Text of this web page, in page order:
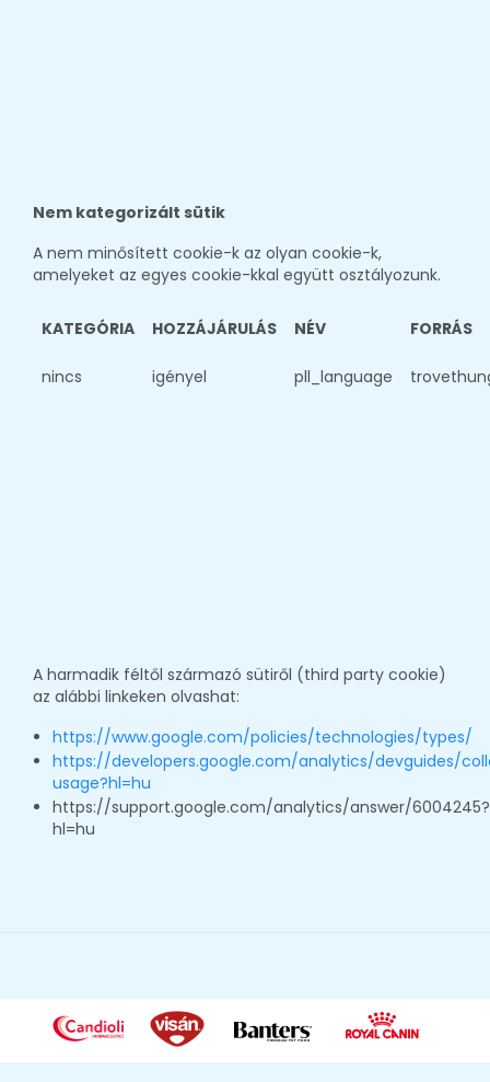
Nem kategorizált sütik
A nem minősített cookie-k az olyan cookie-k,
amelyeket az egyes cookie-kkal együtt osztályozunk.
KATEGÓRIA HOZZÁJÁRULÁS NÉV FORRÁS
nincs igényel pll_language
A harmadik féltől származó sütiről (third party cookie)
az alábbi linkeken olvashat:
https://www.google.com/policies/technologies/types/
https://developers.google.com/analytics/devguides/
usage?hl=hu
https://support.google.com/analytics/answer/6004245?
hl=hu